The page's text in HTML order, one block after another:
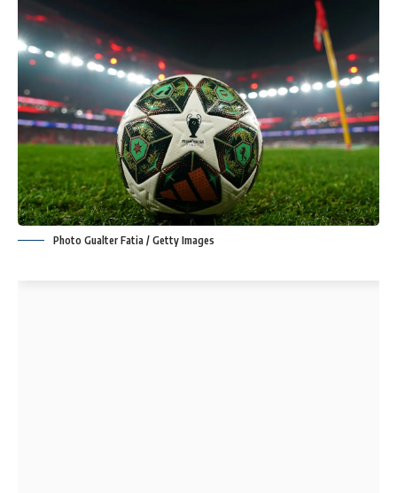
Photo Gualter Fatia / Getty Images